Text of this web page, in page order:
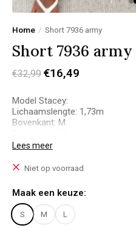
Home / Short 7936 army
Short 7936 army
€32,99 €16,49
Model Stacey:
Lichaamslengte: 1,73m
Bovenkant: M
Het model draagt een maat M
onderkant zorgen voor een
Materiaal:
100% Cotton
Lees meer
Niet op voorraad
Maak een keuze:
S M L